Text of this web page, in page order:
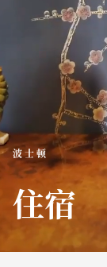
波士顿
住宿